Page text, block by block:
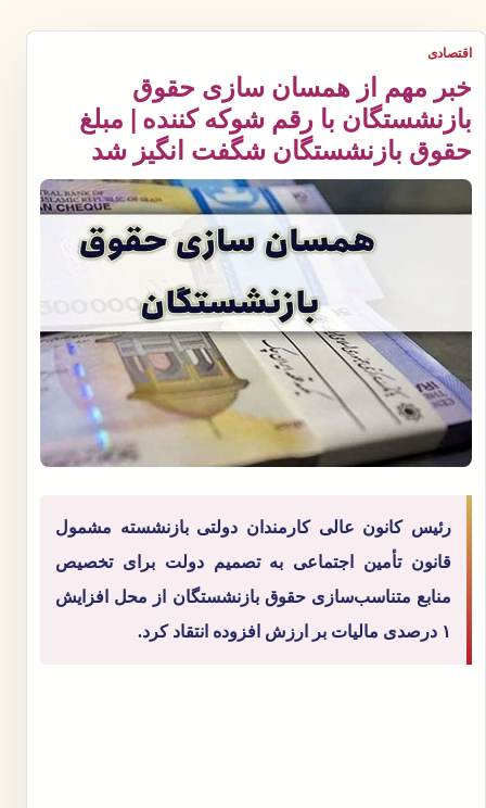
اقتصادی
خبر مهم از همسان سازی حقوق
بازنشستگان با رقم شوکه کننده | مبلغ
حقوق بازنشستگان شگفت انگیز شد
رئیس کانون عالی کارمندان دولتی بازنشسته مشمول
قانون تأمین اجتماعی به تصمیم دولت برای تخصیص
منابع متناسب‌سازی حقوق بازنشستگان از محل افزایش
۱ درصدی مالیات بر ارزش افزوده انتقاد کرد.